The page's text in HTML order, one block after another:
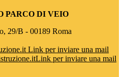
PARCO DI VEIO
29/B - 00189 Roma
Link per inviare una mail
Link per inviare una mail